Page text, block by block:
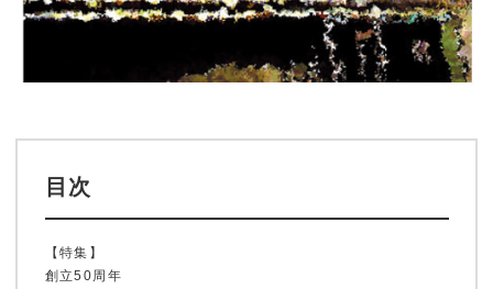
目次
【特集】
創立50周年